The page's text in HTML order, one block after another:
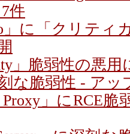
件
」に「クリティ
」脆弱性の悪用
刻な脆弱性 - ア
Proxy」にRCE